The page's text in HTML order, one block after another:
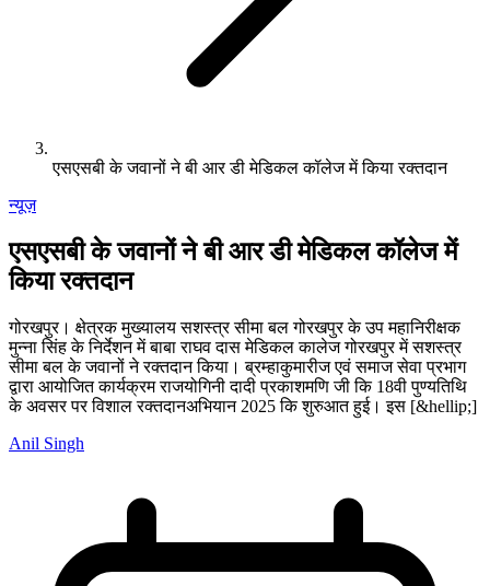
एसएसबी के जवानों ने बी आर डी मेडिकल कॉलेज में किया रक्तदान
न्यूज़
एसएसबी के जवानों ने बी आर डी मेडिकल कॉलेज में
किया रक्तदान
गोरखपुर। क्षेत्रक मुख्यालय सशस्त्र सीमा बल गोरखपुर के उप महानिरीक्षक
मुन्ना सिंह के निर्देशन में बाबा राघव दास मेडिकल कालेज गोरखपुर में सशस्त्र
सीमा बल के जवानों ने रक्तदान किया। ब्रम्हाकुमारीज एवं समाज सेवा प्रभाग
द्वारा आयोजित कार्यक्रम राजयोगिनी दादी प्रकाशमणि जी कि 18वी पुण्यतिथि
के अवसर पर विशाल रक्तदानअभियान 2025 कि शुरुआत हुई। इस [&hellip;]
Anil Singh